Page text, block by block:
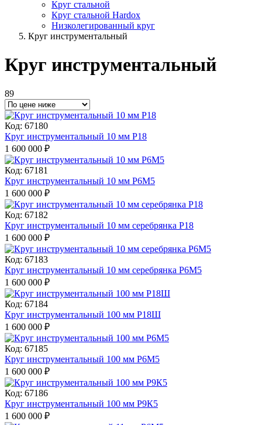
Круг стальной
Круг стальной Hardox
Низколегированный круг
Круг инструментальный
Круг инструментальный
89
Код: 67180
Круг инструментальный 10 мм Р18
1 600 000 ₽
Код: 67181
Круг инструментальный 10 мм Р6М5
1 600 000 ₽
Код: 67182
Круг инструментальный 10 мм серебрянка Р18
1 600 000 ₽
Код: 67183
Круг инструментальный 10 мм серебрянка Р6М5
1 600 000 ₽
Код: 67184
Круг инструментальный 100 мм Р18Ш
1 600 000 ₽
Код: 67185
Круг инструментальный 100 мм Р6М5
1 600 000 ₽
Код: 67186
Круг инструментальный 100 мм Р9К5
1 600 000 ₽